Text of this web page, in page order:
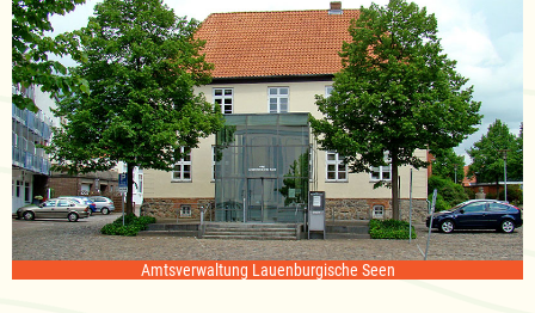
Amtsverwaltung Lauenburgische Seen